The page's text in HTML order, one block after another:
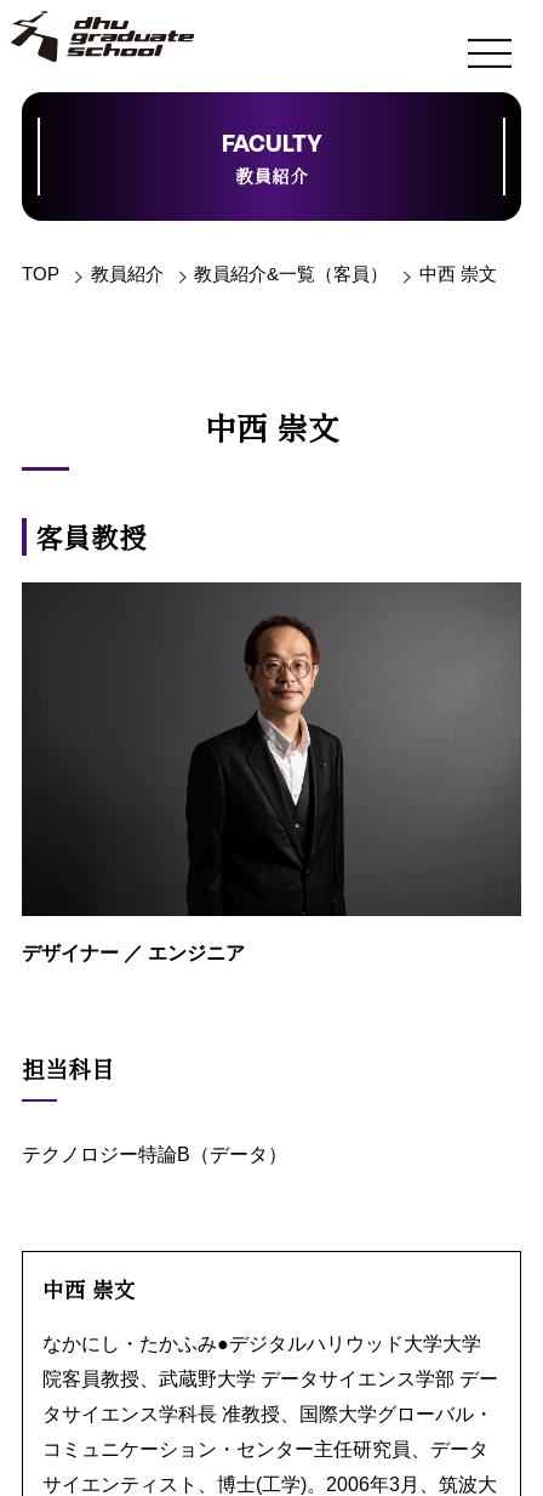
FACULTY
教員紹介
TOP 教員紹介 教員紹介&一覧（客員） 中西 崇文
中西 崇文
客員教授
デザイナー ／ エンジニア
担当科目
テクノロジー特論B（データ）
中西 崇文
なかにし・たかふみ●デジタルハリウッド大学大学
院客員教授、武蔵野大学 データサイエンス学部 デー
タサイエンス学科長 准教授、国際大学グローバル・
コミュニケーション・センター主任研究員、データ
サイエンティスト、博士(工学)。2006年3月、筑波大